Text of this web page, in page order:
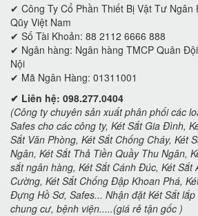
✔ Công Ty Cổ Phần Thiết Bị Vật Tư Ngân
Qũy Việt Nam
✔ Số Tài Khoản: 88 2112 6666 888
✔ Ngân hàng: Ngân hàng TMCP Quân
Nội
✔ Mã Ngân Hàng: 01311001
✔ Liên hệ: 098.277.0404
(Công ty chuyên sản xuất phân phối các
Safes cho các công ty, Két Sắt Gia Đình,
Sắt Văn Phòng, Két Sắt Chống Cháy, Két
Ngân, Két Sắt Thả Tiền Quầy Thu Ngân,
sắt ngân hàng, Két Sắt Cánh Đúc, Két Sắt
Cường, Két Sắt Chống Đập Khoan Phá,
Đựng Hồ Sơ, Safes... Nhận đặt Két Sắt
chung cư, bệnh viện.....(giá rẻ tận gốc )